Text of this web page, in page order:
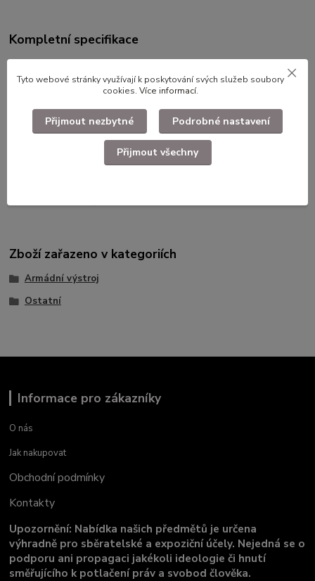
Kompletní specifikace
Armádní originál
Včetně Rakouských ALice klipů
Použité dlouhodobě skladované zboží.
Zboží zařazeno v kategoriích
Armádní výstroj
Ostatní
Informace pro zákazníky
O nás
Jak nakupovat
Obchodní podmínky
Kontakty
Upozornění: Nabídka našich předmětů je určena
výhradně pro sběratelské a expoziční účely. Nejedná se o
podporu ani propagaci jakékoli ideologie či hnutí
směřujícího k potlačení práv a svobod člověka.
Tyto webové stránky využívají k poskytování svých služeb soubory
cookies. Více informací.
Přijmout nezbytné Podrobné nastavení
Přijmout všechny